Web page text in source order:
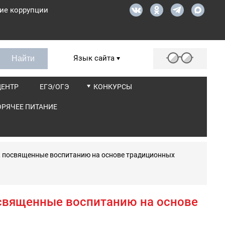
коррупции
Язык сайта
ЕГЭ/ОГЭ КОНКУРСЫ
ПИТАНИЕ
воспитанию на основе традиционных
воспитанию на основе